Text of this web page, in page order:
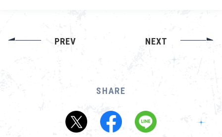
PREV NEXT
SHARE